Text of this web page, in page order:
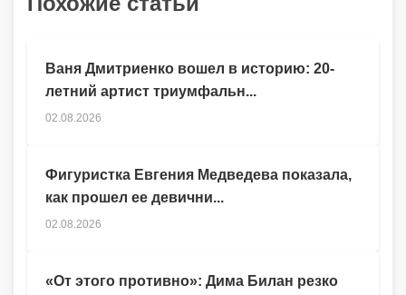
Ваня Дмитриенко вошел в историю: 20-
летний артист триумфальн...
02.08.2026
Фигуристка Евгения Медведева показала,
как прошел ее девични...
02.08.2026
«От этого противно»: Дима Билан резко